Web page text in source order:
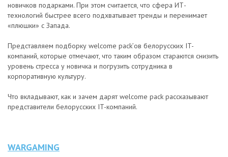
новичков подарками. При этом считается, что сфера ИТ-
технологий быстрее всего подхватывает тренды и перенимает
«плюшки» с Запада.
Представляем подборку welcome pack’ов белорусских IT-
компаний, которые отмечают, что таким образом стараются снизить
уровень стресса у новичка и погрузить сотрудника в
корпоративную культуру.
Что вкладывают, как и зачем дарят welcome pack рассказывают
представители белорусских IT-компаний.
WARGAMING